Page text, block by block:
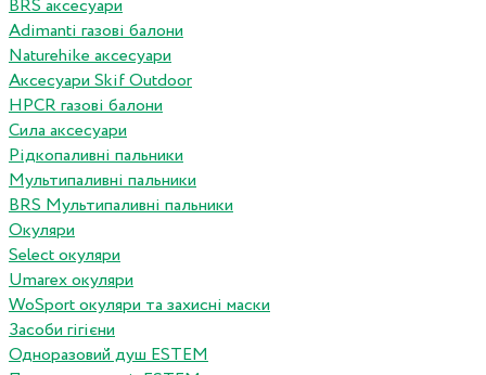
BRS аксесуари
Adimanti газові балони
Naturehike аксесуари
Аксесуари Skif Outdoor
HPCR газові балони
Сила аксесуари
Рідкопаливні пальники
Мультипаливні пальники
BRS Мультипаливні пальники
Окуляри
Select окуляри
Umarex окуляри
WoSport окуляри та захисні маски
Засоби гігієни
Одноразовий душ ESTEM